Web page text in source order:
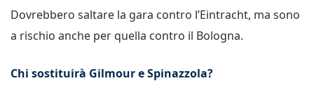
Dovrebbero saltare la gara contro l’Eintracht, ma sono
a rischio anche per quella contro il Bologna.
Chi sostituirà Gilmour e Spinazzola?